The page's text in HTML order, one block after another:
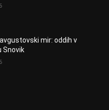
mir: oddih v
Snovik